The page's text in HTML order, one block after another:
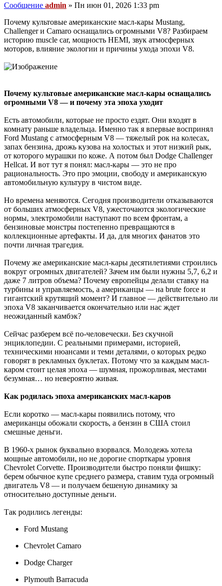
Сообщение admin » Пн июн 01, 2026 1:33 pm
Почему культовые американские масл-кары Mustang,
Challenger и Camaro оснащались огромными V8? Разбираем
историю muscle car, мощность HEMI, звук атмосферных
моторов, влияние экологии и причины ухода эпохи V8.
Почему культовые американские масл-кары оснащались
огромными V8 — и почему эта эпоха уходит
Есть автомобили, которые не просто ездят. Они входят в
комнату раньше владельца. Именно так я впервые воспринял
Ford Mustang с атмосферным V8 — тяжелый рок на колесах,
запах бензина, дрожь кузова на холостых и этот низкий рык,
от которого мурашки по коже. А потом был Dodge Challenger
Hellcat. И вот тут я понял: масл-кары — это не про
рациональность. Это про эмоции, свободу и американскую
автомобильную культуру в чистом виде.
Но времена меняются. Сегодня производители отказываются
от больших атмосферных V8, ужесточаются экологические
нормы, электромобили наступают по всем фронтам, а
бензиновые монстры постепенно превращаются в
коллекционные артефакты. И да, для многих фанатов это
почти личная трагедия.
Почему же американские масл-кары десятилетиями строились
вокруг огромных двигателей? Зачем им были нужны 5,7, 6,2 и
даже 7 литров объема? Почему европейцы делали ставку на
турбины и управляемость, а американцы — на brute force и
гигантский крутящий момент? И главное — действительно ли
эпоха V8 заканчивается окончательно или нас ждет
неожиданный камбэк?
Сейчас разберем всё по-человечески. Без скучной
энциклопедии. С реальными примерами, историей,
техническими нюансами и теми деталями, о которых редко
говорят в рекламных буклетах. Потому что за каждым масл-
каром стоит целая эпоха — шумная, прожорливая, местами
безумная… но невероятно живая.
Как родилась эпоха американских масл-каров
Если коротко — масл-кары появились потому, что
американцы обожали скорость, а бензин в США стоил
смешные деньги.
В 1960-х рынок буквально взорвался. Молодежь хотела
мощные автомобили, но не дорогие спорткары уровня
Chevrolet Corvette. Производители быстро поняли фишку:
берем обычное купе среднего размера, ставим туда огромный
двигатель V8 — и получаем бешеную динамику за
относительно доступные деньги.
Так родились легенды:
Ford Mustang
Chevrolet Camaro
Dodge Charger
Plymouth Barracuda